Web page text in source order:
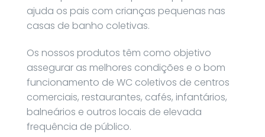
ajuda os pais com crianças pequenas nas
casas de banho coletivas.
Os nossos produtos têm como objetivo
assegurar as melhores condições e o bom
funcionamento de WC coletivos de centros
comerciais, restaurantes, cafés, infantários,
balneários e outros locais de elevada
frequência de público.